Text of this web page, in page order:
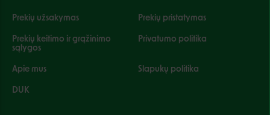
Prekių užsakymas Prekių pristatymas
Prekių keitimo ir grąžinimo
sąlygos
Privatumo politika
Apie mus Slapukų politika
DUK